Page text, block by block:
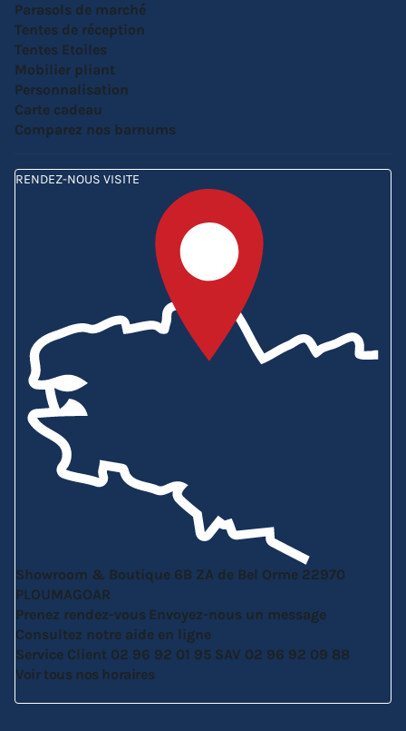
Parasols de marché
Tentes de réception
Tentes Etoiles
Mobilier pliant
Personnalisation
Carte cadeau
Comparez nos barnums
RENDEZ-NOUS VISITE
Showroom & Boutique 6B ZA de Bel Orme 22970
PLOUMAGOAR
Prenez rendez-vous Envoyez-nous un message
Consultez notre aide en ligne
Service Client 02 96 92 01 95 SAV 02 96 92 09 88
Voir tous nos horaires